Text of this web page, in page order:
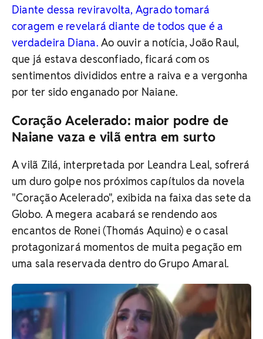
Diante dessa reviravolta, Agrado tomará
coragem e revelará diante de todos que é a
verdadeira Diana. Ao ouvir a notícia, João Raul,
que já estava desconfiado, ficará com os
sentimentos divididos entre a raiva e a vergonha
por ter sido enganado por Naiane.
Coração Acelerado: maior podre de
Naiane vaza e vilã entra em surto
A vilã Zilá, interpretada por Leandra Leal, sofrerá
um duro golpe nos próximos capítulos da novela
"Coração Acelerado", exibida na faixa das sete da
Globo. A megera acabará se rendendo aos
encantos de Ronei (Thomás Aquino) e o casal
protagonizará momentos de muita pegação em
uma sala reservada dentro do Grupo Amaral.